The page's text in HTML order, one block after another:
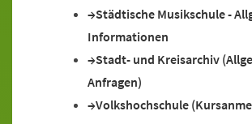
Städtische Musikschule -
Informationen
Stadt- und Kreisarchiv
Anfragen)
Volkshochschule